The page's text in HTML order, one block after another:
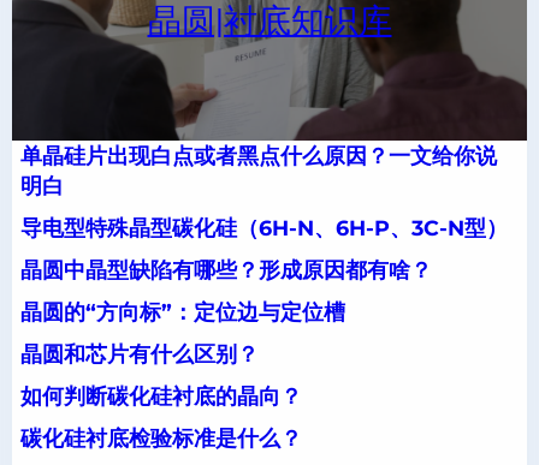
晶圆|衬底知识库
单晶硅片出现白点或者黑点什么原因？一文给你说
明白
导电型特殊晶型碳化硅（6H-N、6H-P、3C-N型）
晶圆中晶型缺陷有哪些？形成原因都有啥？
晶圆的“方向标”：定位边与定位槽
晶圆和芯片有什么区别？
如何判断碳化硅衬底的晶向？
碳化硅衬底检验标准是什么？